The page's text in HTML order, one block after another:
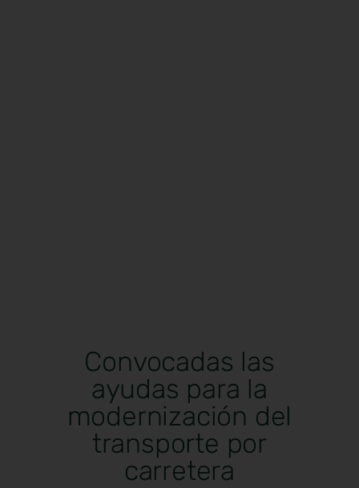
Convocadas las
ayudas para la
modernización del
transporte por
carretera